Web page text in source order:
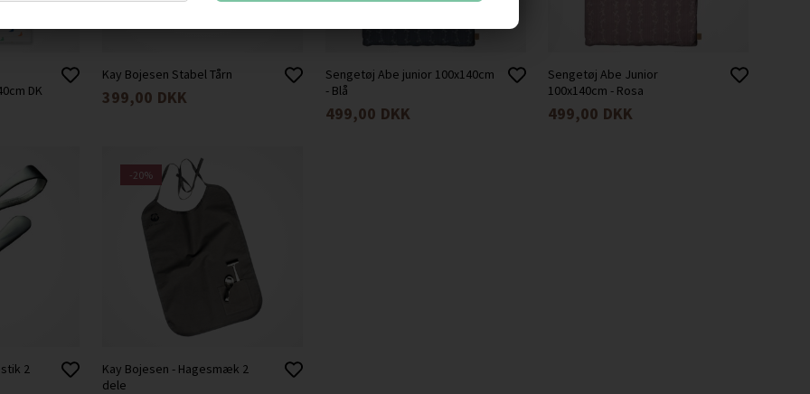
DK
Kay Bojesen Stabel Tårn
399,00 DKK
Sengetøj Abe junior 100x140cm
- Blå
499,00 DKK
Sengetøj Abe Junior
100x140cm - Rosa
499,00 DKK
2
-20%
Kay Bojesen - Hagesmæk 2
dele